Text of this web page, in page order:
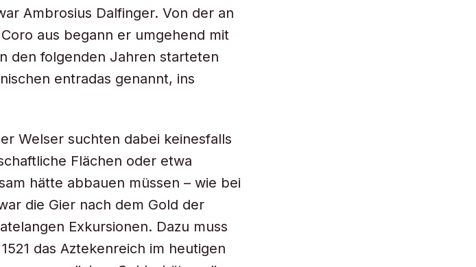
Ambrosius Dalfinger. Von der an
aus begann er umgehend mit
den folgenden Jahren starteten
entradas genannt, ins
Welser suchten dabei keinesfalls
Flächen oder etwa
hätte abbauen müssen – wie bei
die Gier nach dem Gold der
Exkursionen. Dazu muss
das Aztekenreich im heutigen